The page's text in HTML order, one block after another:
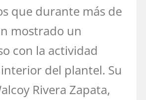
que durante más de
mostrado un
con la actividad
del plantel. Su
Rivera Zapata,